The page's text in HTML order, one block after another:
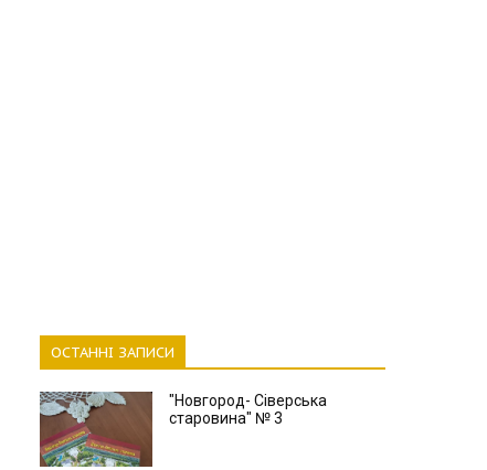
ОСТАННІ ЗАПИСИ
"Новгород- Сіверська
старовина" № 3